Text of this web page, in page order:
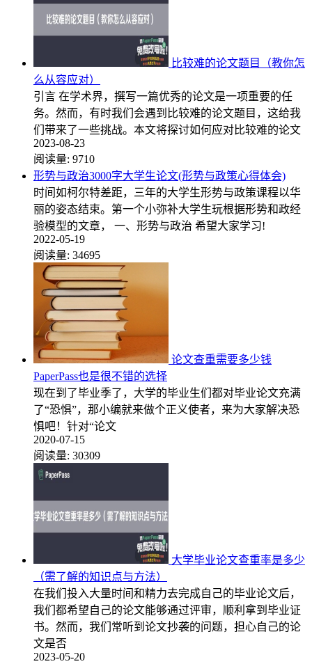
比较难的论文题目（教你怎
么从容应对）
引言 在学术界，撰写一篇优秀的论文是一项重要的任
务。然而，有时我们会遇到比较难的论文题目，这给我
们带来了一些挑战。本文将探讨如何应对比较难的论文
2023-08-23
阅读量: 9710
形势与政治3000字大学生论文(形势与政策心得体会)
时间如柯尔特差距，三年的大学生形势与政策课程以华
丽的姿态结束。第一个小弥补大学生玩根据形势和政经
验模型的文章， 一、形势与政治 希望大家学习!
2022-05-19
阅读量: 34695
论文查重需要多少钱
PaperPass也是很不错的选择
现在到了毕业季了，大学的毕业生们都对毕业论文充满
了“恐惧”，那小编就来做个正义使者，来为大家解决恐
惧吧！针对“论文
2020-07-15
阅读量: 30309
大学毕业论文查重率是多少
（需了解的知识点与方法）
在我们投入大量时间和精力去完成自己的毕业论文后，
我们都希望自己的论文能够通过评审，顺利拿到毕业证
书。然而，我们常听到论文抄袭的问题，担心自己的论
文是否
2023-05-20